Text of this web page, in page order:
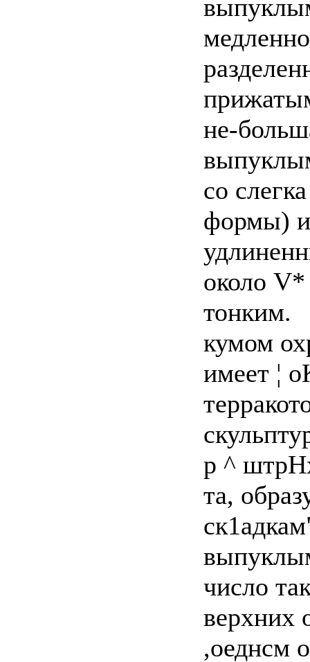
не-
со
формы)
около
тонким.
кумом
имеет ¦
р ^
та,
число
верхних
,оеднсм